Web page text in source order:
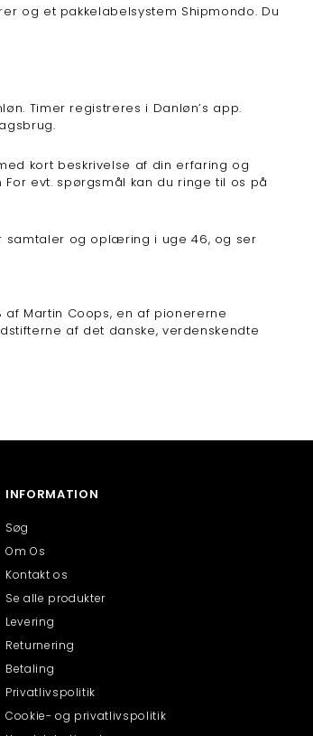
og et pakkelabelsystem Shipmondo. Du
Timer registreres i Danløn’s app.
kort beskrivelse af din erfaring og
For evt. spørgsmål kan du ringe til os på
samtaler og oplæring i uge 46, og ser
Martin Coops, en af pionererne
af det danske, verdenskendte
INFORMATION
Søg
Om Os
Kontakt os
Se alle produkter
Levering
Returnering
Betaling
Privatlivspolitik
Cookie- og privatlivspolitik